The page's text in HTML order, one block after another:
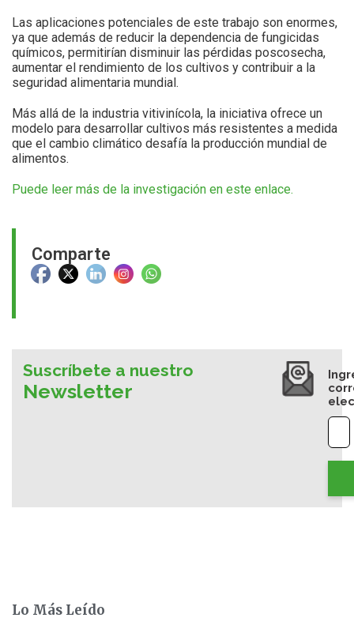
Comparte
Las aplicaciones potenciales de este trabajo son enormes,
ya que además de reducir la dependencia de fungicidas
químicos, permitirían disminuir las pérdidas poscosecha,
aumentar el rendimiento de los cultivos y contribuir a la
seguridad alimentaria mundial.
Más allá de la industria vitivinícola, la iniciativa ofrece un
modelo para desarrollar cultivos más resistentes a medida
que el cambio climático desafía la producción mundial de
alimentos.
Puede leer más de la investigación en este enlace.
Suscríbete a nuestro
Newsletter
Lo Más Leído